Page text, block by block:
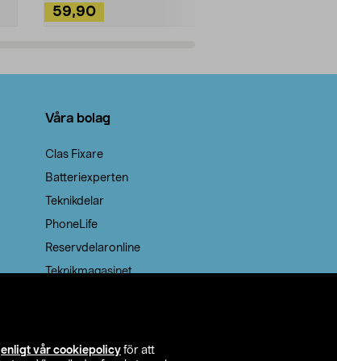
enligt vår cookiepolicy för att
59,90
Våra bolag
Clas Fixare
Batteriexperten
Teknikdelar
PhoneLife
Reservdelaronline
Teknikmagasinet